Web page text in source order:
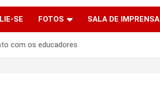
SE FOTOS SALA DE IMPRENSA
com os educadores